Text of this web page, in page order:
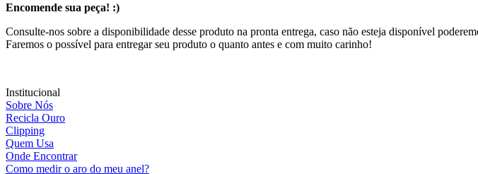
Encomende sua peça! :)
Consulte-nos sobre a disponibilidade desse produto na pronta entrega, caso não esteja disponível
Faremos o possível para entregar seu produto o quanto antes e com muito carinho!
Institucional
Sobre Nós
Recicla Ouro
Clipping
Quem Usa
Onde Encontrar
Como medir o aro do meu anel?